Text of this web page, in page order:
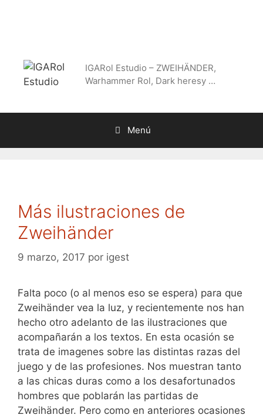
IGARol Estudio – ZWEIHÄNDER,
Warhammer Rol, Dark heresy …
Menú
Más ilustraciones de
Zweihänder
9 marzo, 2017 por igest
Falta poco (o al menos eso se espera) para que
Zweihänder vea la luz, y recientemente nos han
hecho otro adelanto de las ilustraciones que
acompañarán a los textos. En esta ocasión se
trata de imagenes sobre las distintas razas del
juego y de las profesiones. Nos muestran tanto
a las chicas duras como a los desafortunados
hombres que poblarán las partidas de
Zweihänder. Pero como en anteriores ocasiones